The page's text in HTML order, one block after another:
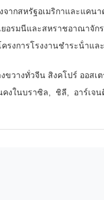
จากสหรัฐอเมริกาและแค
อรมนีและสหราชอาณาจัก
ครงการโรงงานชําระน้ําแ
ขวางทั่วจีน สิงคโปร์ ออสเ
คงในบราซิล, ชิลี, อาร์เจ